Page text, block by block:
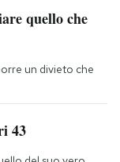
quello che
un divieto che
43